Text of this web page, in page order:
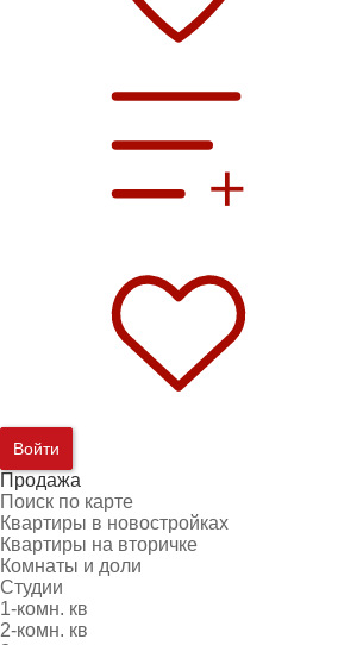
Войти
Продажа
Поиск по карте
Квартиры в новостройках
Квартиры на вторичке
Комнаты и доли
Студии
1-комн. кв
2-комн. кв